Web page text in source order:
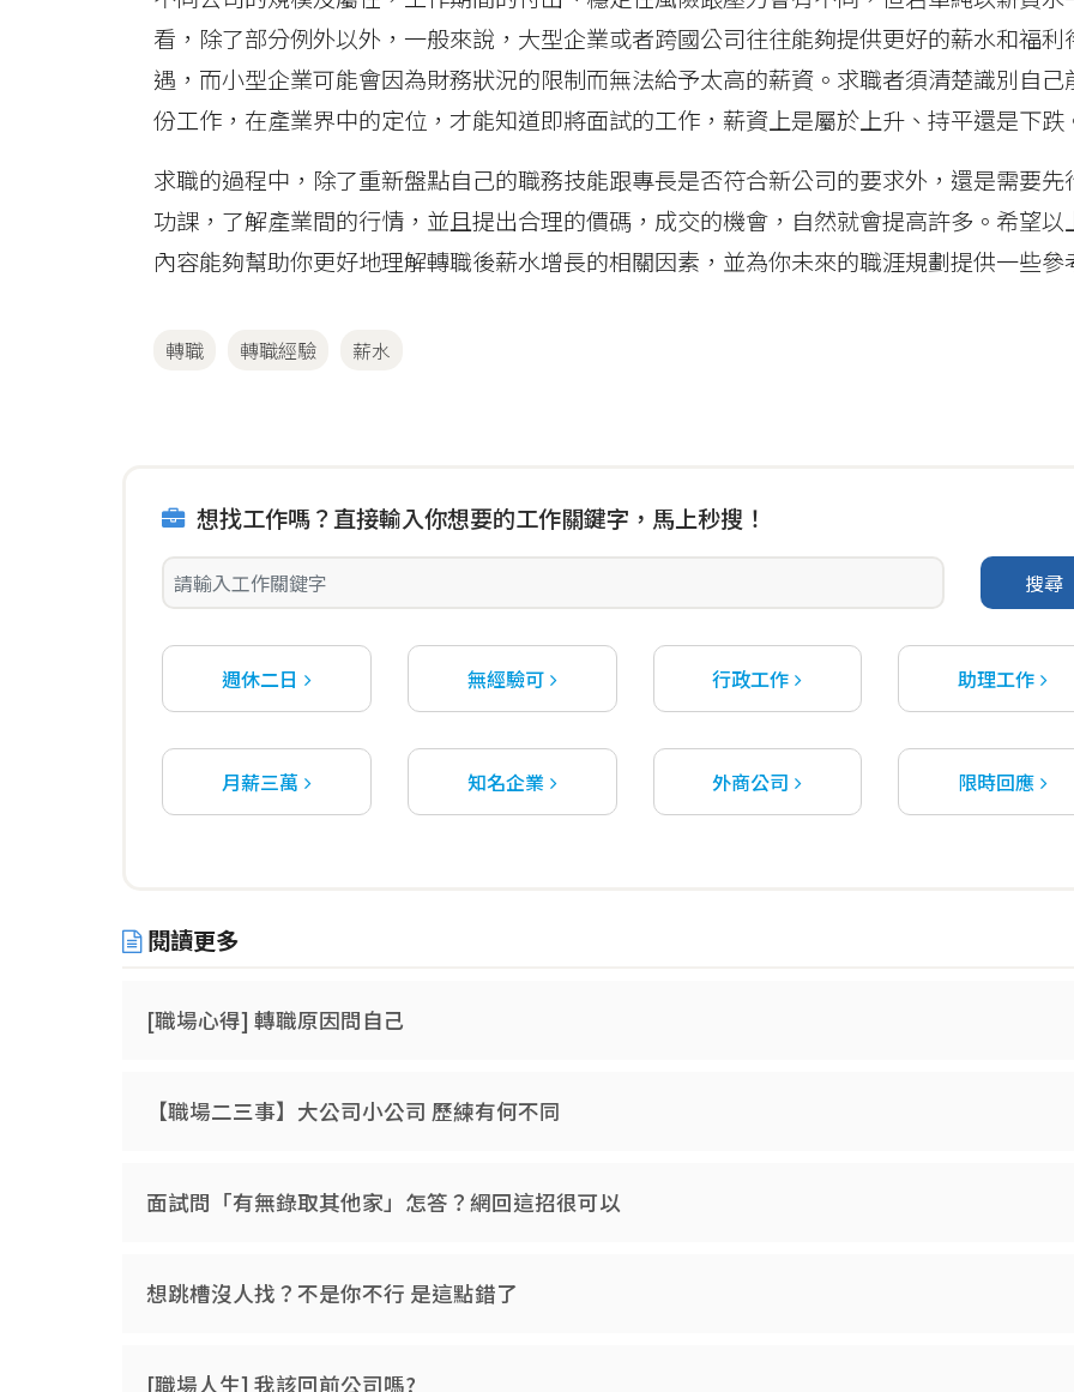
看，除了部分例外以外，一般來說，大型企業或者跨國公司往往能夠提供更好的薪水和福利
遇，而小型企業可能會因為財務狀況的限制而無法給予太高的薪資。求職者須清楚識別自己
份工作，在產業界中的定位，才能知道即將面試的工作，薪資上是屬於上升、持平還是下跌
求職的過程中，除了重新盤點自己的職務技能跟專長是否符合新公司的要求外，還是需要先
功課，了解產業間的行情，並且提出合理的價碼，成交的機會，自然就會提高許多。希望以
內容能夠幫助你更好地理解轉職後薪水增長的相關因素，並為你未來的職涯規劃提供一些參
轉職 轉職經驗 薪水
想找工作嗎？直接輸入你想要的工作關鍵字，馬上秒搜！
搜尋
週休二日 無經驗可 行政工作 助理工作
月薪三萬 知名企業 外商公司 限時回應
閱讀更多
[職場心得] 轉職原因問自己
【職場二三事】大公司小公司 歷練有何不同
面試問「有無錄取其他家」怎答？網回這招很可以
想跳槽沒人找？不是你不行 是這點錯了
[職場人生] 我該回前公司嗎?